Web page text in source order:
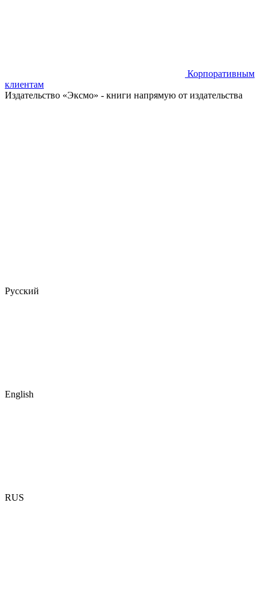
Корпоративным
клиентам
Издательство «Эксмо» - книги напрямую от издательства
Русский
English
RUS